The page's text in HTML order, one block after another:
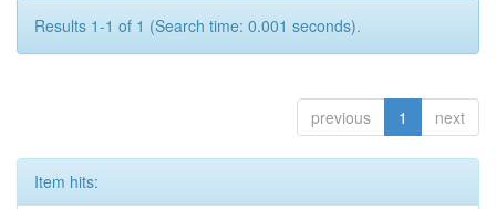
Results 1-1 of 1 (Search time: 0.001 seconds).
previous 1 next
Item hits: